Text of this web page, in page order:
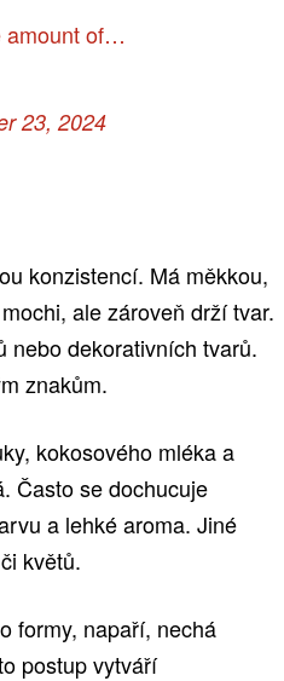
amount of…
23, 2024
konzistencí. Má měkkou,
ale zároveň drží tvar.
nebo dekorativních tvarů.
znakům.
kokosového mléka a
Často se dochucuje
a lehké aroma. Jiné
květů.
formy, napaří, nechá
postup vytváří